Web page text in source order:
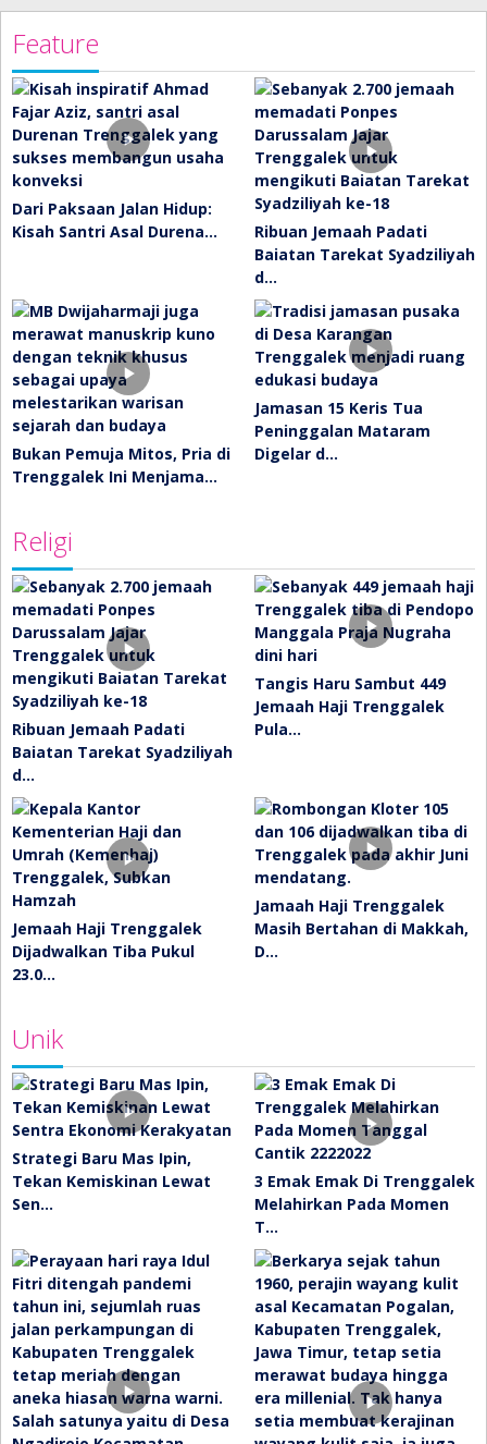
Feature
Dari Paksaan Jalan Hidup:
Kisah Santri Asal Durena…
Ribuan Jemaah Padati
Baiatan Tarekat Syadziliyah
d…
Bukan Pemuja Mitos, Pria di
Trenggalek Ini Menjama…
Jamasan 15 Keris Tua
Peninggalan Mataram
Digelar d…
Religi
Ribuan Jemaah Padati
Baiatan Tarekat Syadziliyah
d…
Tangis Haru Sambut 449
Jemaah Haji Trenggalek
Pula…
Jemaah Haji Trenggalek
Dijadwalkan Tiba Pukul
23.0…
Jamaah Haji Trenggalek
Masih Bertahan di Makkah,
D…
Unik
Strategi Baru Mas Ipin,
Tekan Kemiskinan Lewat
Sen…
3 Emak Emak Di Trenggalek
Melahirkan Pada Momen
T…